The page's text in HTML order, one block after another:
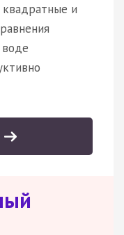
и